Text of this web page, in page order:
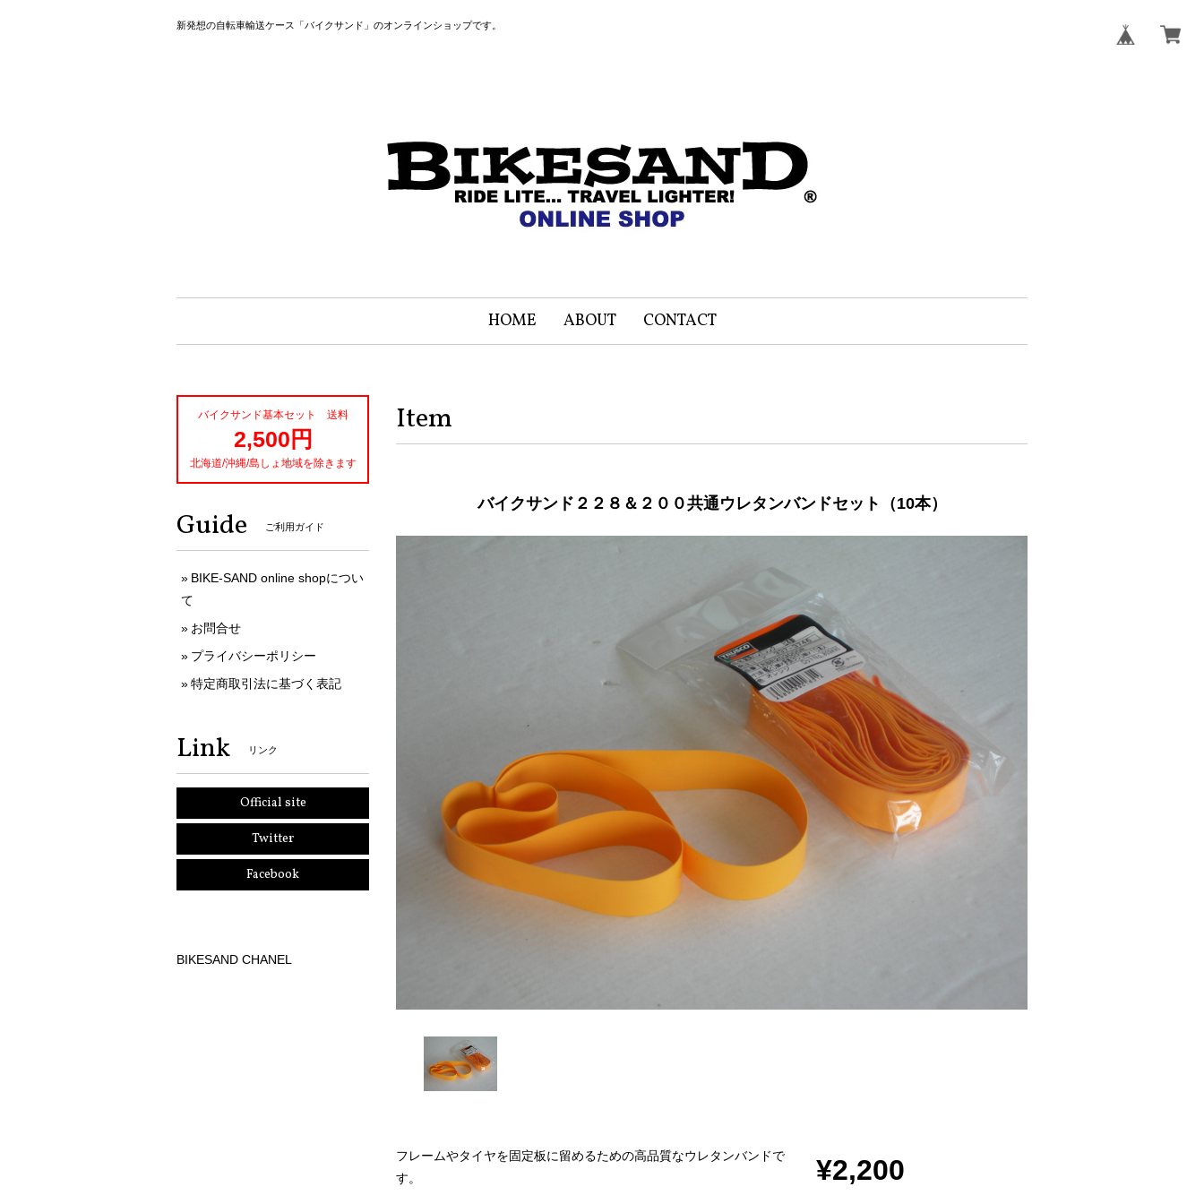
新発想の自転車輸送ケース「バイクサンド」のオンラインショップです。
HOME ABOUT CONTACT
Item
バイクサンド２２８＆２００共通ウレタンバンドセット（10本）
フレームやタイヤを固定板に留めるための高品質なウレタンバンドで
す。
¥2,200
バイクサンド基本セット 送料
2,500円
北海道/沖縄/島しょ地域を除きます
Guide ご利用ガイド
BIKE-SAND online shopについ
て
お問合せ
プライバシーポリシー
特定商取引法に基づく表記
Link リンク
Official site
Twitter
Facebook
BIKESAND CHANEL